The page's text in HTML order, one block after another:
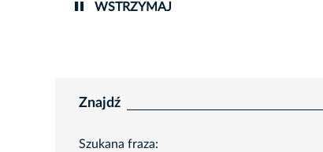
WSTRZYMAJ
Znajdź
Szukana fraza: